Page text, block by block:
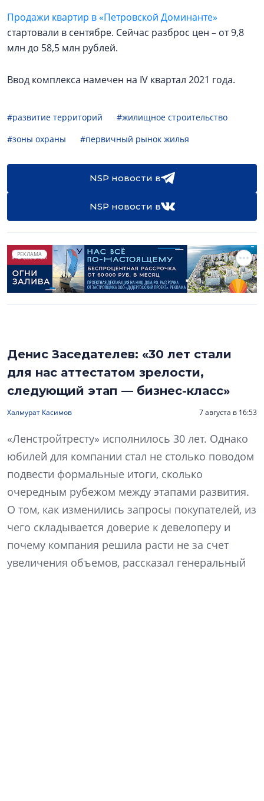
Продажи квартир в «Петровской Доминанте»
стартовали в сентябре. Сейчас разброс цен – от 9,8
млн до 58,5 млн рублей.
Ввод комплекса намечен на IV квартал 2021 года.
#развитие территорий
#жилищное строительство
#зоны охраны
#первичный рынок жилья
NSP новости в
NSP новости в
РЕКЛАМА
Денис Заседателев: «30 лет стали
для нас аттестатом зрелости,
следующий этап — бизнес-класс»
Халмурат Касимов 7 августа в 16:53
«Ленстройтресту» исполнилось 30 лет. Однако
юбилей для компании стал не столько поводом
подвести формальные итоги, сколько
очередным рубежом между этапами развития.
О том, как изменились запросы покупателей, из
чего складывается доверие к девелоперу и
почему компания решила расти не за счет
увеличения объемов, рассказал генеральный